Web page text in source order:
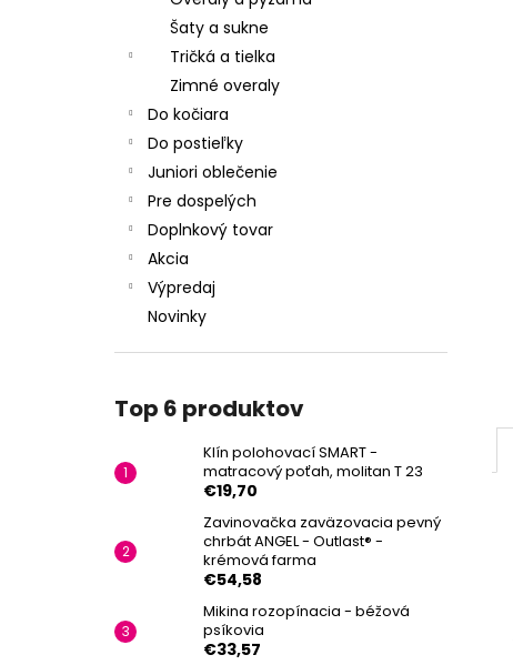
Šaty a sukne
Tričká a tielka
Zimné overaly
Do kočiara
Do postieľky
Juniori oblečenie
Pre dospelých
Doplnkový tovar
Akcia
Výpredaj
Novinky
Top 6 produktov
Klín polohovací SMART -
matracový poťah, molitan T 23
€19,70
Zavinovačka zaväzovacia pevný
chrbát ANGEL - Outlast® -
krémová farma
€54,58
Mikina rozopínacia - béžová
psíkovia
€33,57